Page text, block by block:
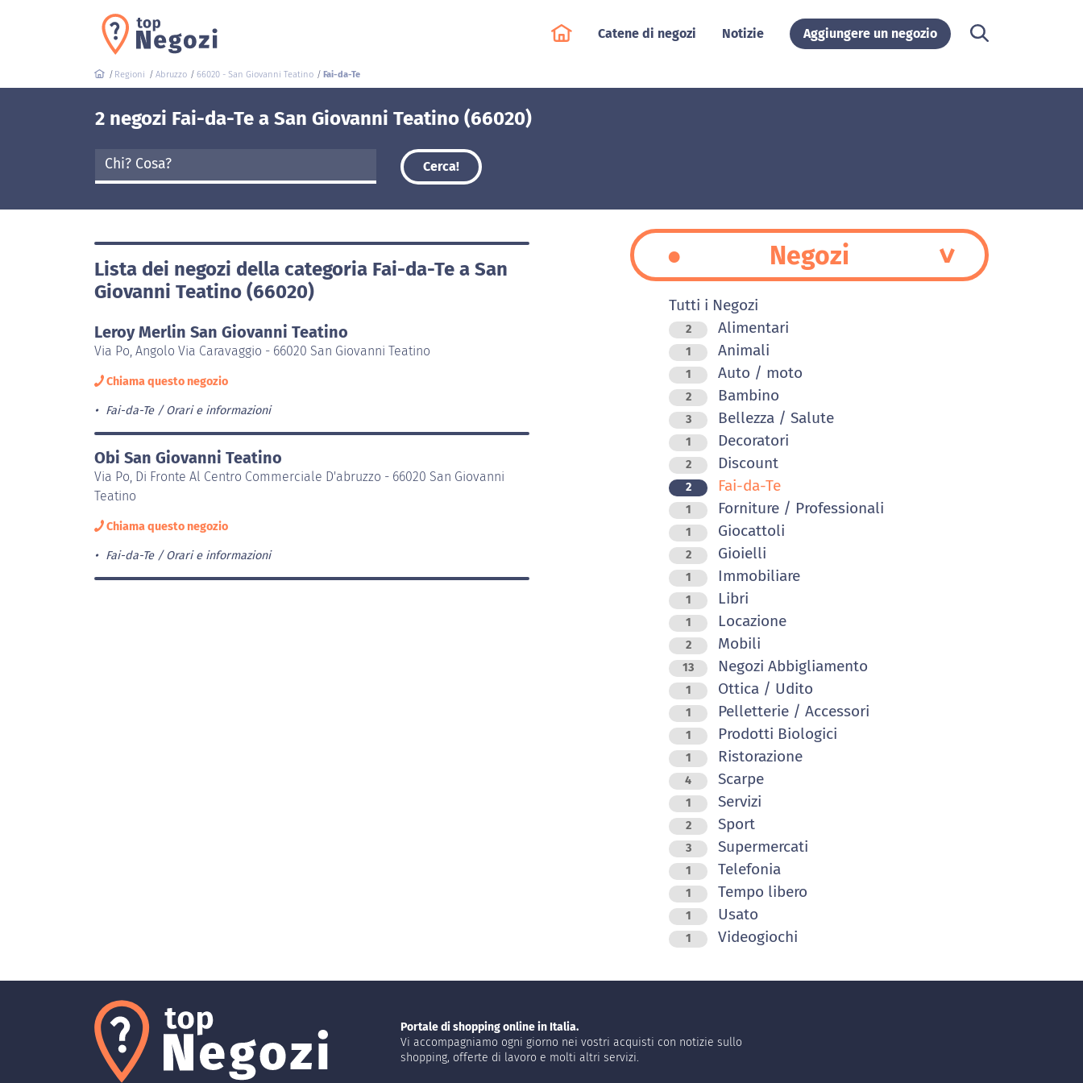
Catene di negozi Notizie Aggiungere un negozio
Regioni Abruzzo 66020 - San Giovanni Teatino Fai-da-Te
2 negozi Fai-da-Te a San Giovanni Teatino (66020)
Cerca!
Lista dei negozi della categoria Fai-da-Te a San
Giovanni Teatino (66020)
Leroy Merlin San Giovanni Teatino
Via Po, Angolo Via Caravaggio - 66020 San Giovanni Teatino
Chiama questo negozio
Fai-da-Te Orari e informazioni
Obi San Giovanni Teatino
Via Po, Di Fronte Al Centro Commerciale D'abruzzo - 66020 San Giovanni
Teatino
Chiama questo negozio
Fai-da-Te Orari e informazioni
Negozi
Tutti i Negozi
2 Alimentari
1 Animali
1 Auto / moto
2 Bambino
3 Bellezza / Salute
1 Decoratori
2 Discount
2 Fai-da-Te
1 Forniture / Professionali
1 Giocattoli
2 Gioielli
1 Immobiliare
1 Libri
1 Locazione
2 Mobili
13 Negozi Abbigliamento
1 Ottica / Udito
1 Pelletterie / Accessori
1 Prodotti Biologici
1 Ristorazione
4 Scarpe
1 Servizi
2 Sport
3 Supermercati
1 Telefonia
1 Tempo libero
1 Usato
1 Videogiochi
Portale di shopping online in Italia.
Vi accompagniamo ogni giorno nei vostri acquisti con notizie sullo
shopping, offerte di lavoro e molti altri servizi.